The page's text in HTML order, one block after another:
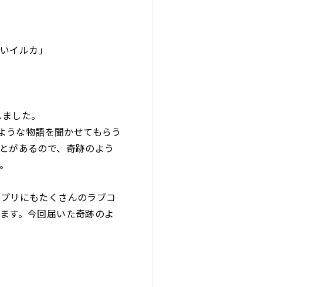
イルカ」
した。
な物語を聞かせてもらう
があるので、奇跡のよう
リにもたくさんのラブコ
す。今回届いた奇跡のよ